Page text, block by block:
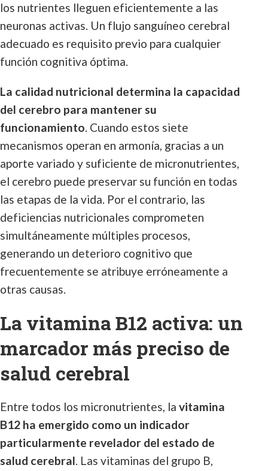
los nutrientes lleguen eficientemente a las
neuronas activas. Un flujo sanguíneo cerebral
adecuado es requisito previo para cualquier
función cognitiva óptima.
La calidad nutricional determina la capacidad
del cerebro para mantener su
funcionamiento. Cuando estos siete
mecanismos operan en armonía, gracias a un
aporte variado y suficiente de micronutrientes,
el cerebro puede preservar su función en todas
las etapas de la vida. Por el contrario, las
deficiencias nutricionales comprometen
simultáneamente múltiples procesos,
generando un deterioro cognitivo que
frecuentemente se atribuye erróneamente a
otras causas.
La vitamina B12 activa: un
marcador más preciso de
salud cerebral
Entre todos los micronutrientes, la vitamina
B12 ha emergido como un indicador
particularmente revelador del estado de
salud cerebral. Las vitaminas del grupo B,